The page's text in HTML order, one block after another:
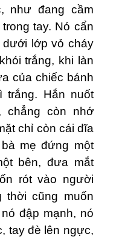
như đang cầm
tay. Nó cẩn
lớp vỏ cháy
trắng, khi làn
của chiếc bánh
trắng. Hắn nuốt
chẳng còn nhớ
chỉ còn cái dĩa
mẹ đứng một
bên, đưa mắt
rót vào người
thời cũng muốn
đập mạnh, nó
tay đè lên ngực,